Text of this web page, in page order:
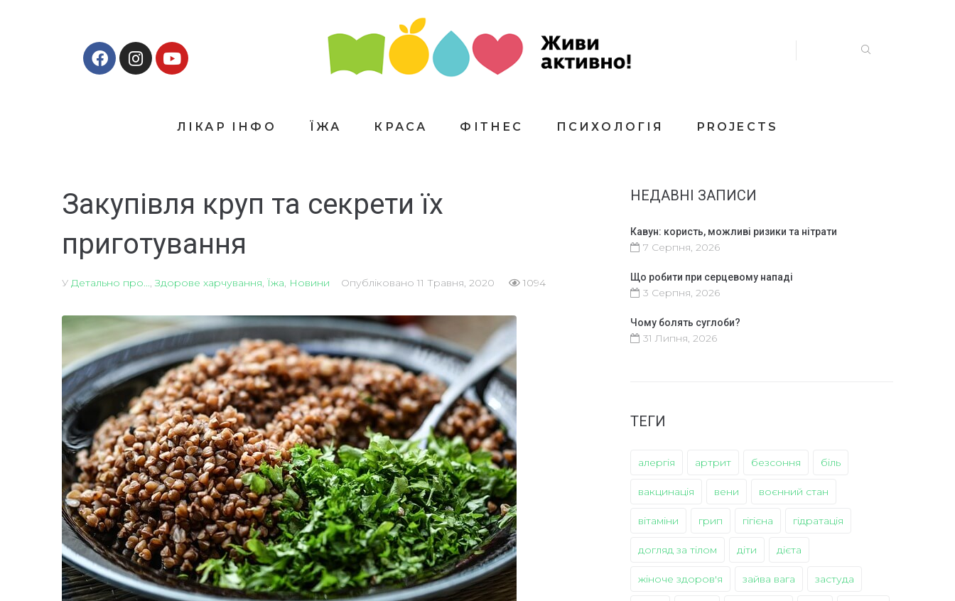
ЛІКАР ІНФО ЇЖА КРАСА ФІТНЕС ПСИХОЛОГІЯ PROJECTS
Закупівля круп та секрети їх
приготування
У Детально про...,Здорове харчування, Їжа, Новини Опубліковано 11 Травня, 2020 1094
НЕДАВНІ ЗАПИСИ
Кавун: користь, можливі ризики та нітрати
7 Серпня, 2026
Що робити при серцевому нападі
3 Серпня, 2026
Чому болять суглоби?
31 Липня, 2026
ТЕГИ
алергія артрит безсоння біль
вакцинація вени воєнний стан
вітаміни грип гігієна гідратація
догляд за тілом діти дієта
жіноче здоров'я зайва вага застуда